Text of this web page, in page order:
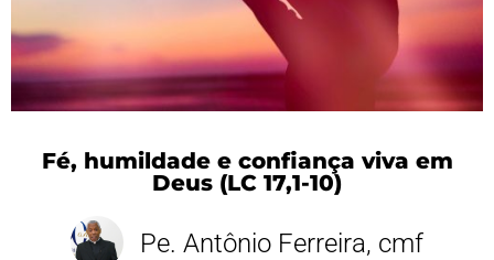
Fé, humildade e confiança viva em
Deus (LC 17,1-10)
Pe. Antônio Ferreira, cmf